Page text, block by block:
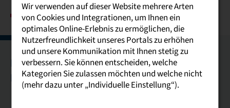
BautzenBreitenbrunnDresdenGlauchau
LeipzigRiesaPlauen
Wir verwenden auf dieser Website mehrere Arten
von Cookies und Integrationen, um Ihnen ein
optimales Online-Erlebnis zu ermöglichen, die
Nutzerfreundlichkeit unseres Portals zu erhöhen
und unsere Kommunikation mit Ihnen stetig zu
verbessern. Sie können entscheiden, welche
Kategorien Sie zulassen möchten und welche nicht
(mehr dazu unter „Individuelle Einstellung“).